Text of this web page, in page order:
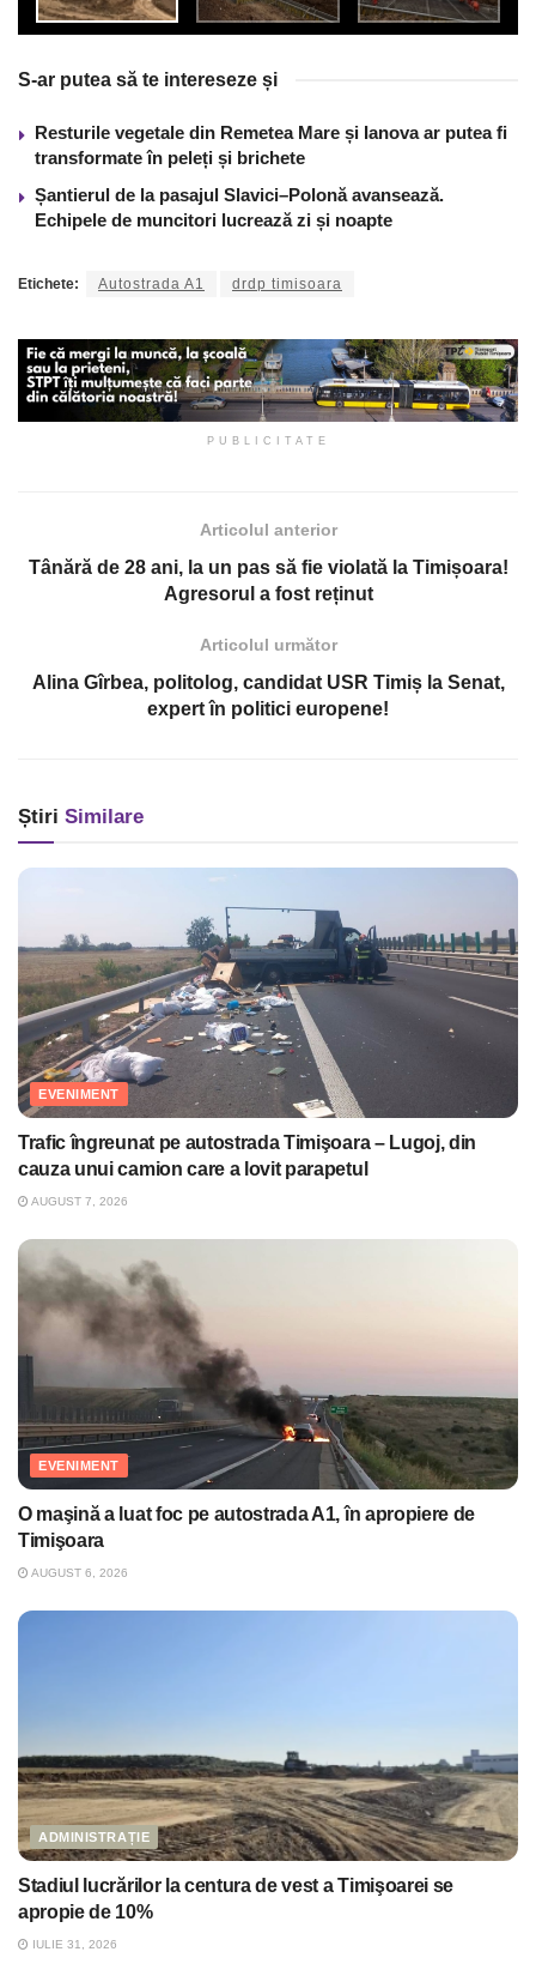
S-ar putea să te intereseze și
Resturile vegetale din Remetea Mare și Ianova ar putea fi
transformate în peleți și brichete
Șantierul de la pasajul Slavici–Polonă avansează.
Echipele de muncitori lucrează zi și noapte
Etichete: Autostrada A1 drdp timisoara
PUBLICITATE
Articolul anterior
Tânără de 28 ani, la un pas să fie violată la Timișoara!
Agresorul a fost reținut
Articolul următor
Alina Gîrbea, politolog, candidat USR Timiș la Senat,
expert în politici europene!
Știri Similare
EVENIMENT
Trafic îngreunat pe autostrada Timişoara – Lugoj, din
cauza unui camion care a lovit parapetul
AUGUST 7, 2026
EVENIMENT
O maşină a luat foc pe autostrada A1, în apropiere de
Timişoara
AUGUST 6, 2026
ADMINISTRAȚIE
Stadiul lucrărilor la centura de vest a Timişoarei se
apropie de 10%
IULIE 31, 2026